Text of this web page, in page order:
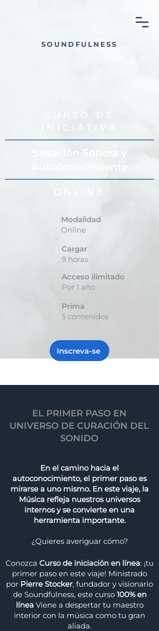
SOUNDFULNESS
CURSO DE
INICIATIVA
Sanación Sonora y
Autoconocimiento
Modalidad
Online
Cargar
9 horas
Acceso ilimitado
Por 1 año
Prima
5 contenidos
Inscreva-se
EL PRIMER PASO EN
UNIVERSO DE CURACIÓN DEL
SONIDO
En el camino hacia el
autoconocimiento, el primer paso es
mirarse a uno mismo. En este viaje, la
Música refleja nuestros universos
internos y se convierte en una
herramienta importante.
¿Quieres averiguar cómo?
Conozca Curso de iniciación en línea: ¡tu
primer paso en este viaje! Ministrado
por Pierre Stocker, fundador y visionario
de Soundfulness, este curso100% en
línea Viene a despertar tu maestro
interior con la música como tu gran
aliada.